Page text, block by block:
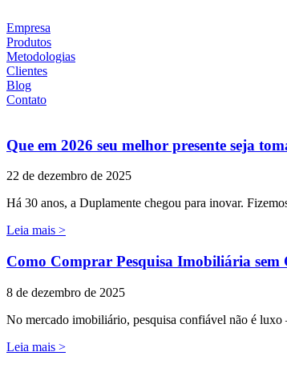
para
o
conteúdo
Empresa
Produtos
Metodologias
Clientes
Blog
Contato
Que em 2026 seu melhor presente seja
22 de dezembro de 2025
Há 30 anos, a Duplamente chegou para inovar.
Leia mais >
Como Comprar Pesquisa Imobiliária sem
8 de dezembro de 2025
No mercado imobiliário, pesquisa confiável não é
Leia mais >